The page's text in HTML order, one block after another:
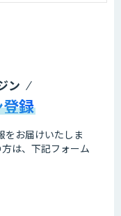
ン
録
をお届けいたしま
は、下記フォーム